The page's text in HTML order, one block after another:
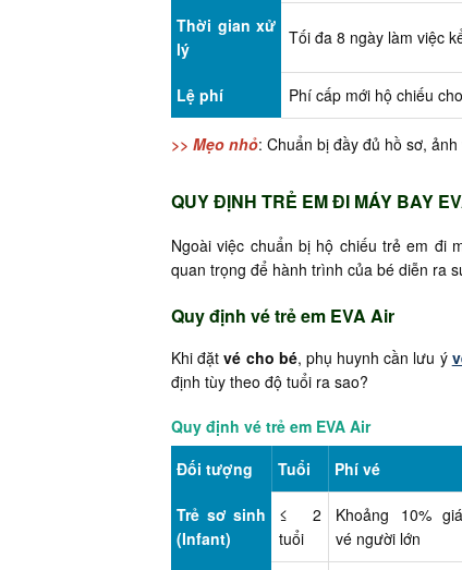
Thời gian xử
lý
Tối đa 8 ngày làm việc
Lệ phí Phí cấp mới hộ chiếu
>> Mẹo nhỏ: Chuẩn bị đầy đủ hồ sơ,
QUY ĐỊNH TRẺ EM ĐI MÁY BAY
Ngoài việc chuẩn bị hộ chiếu trẻ em đi
quan trọng để hành trình của bé diễn ra
Quy định vé trẻ em EVA Air
Khi đặtvé cho bé, phụ huynh cần lưu ý
định tùy theo độ tuổi ra sao?
Quy định vé trẻ em EVA Air
Đối tượng
Tuổi Phí vé
Trẻ sơ sinh
(Infant)
≤ 2
tuổi
Khoảng 10% giá
vé người lớn